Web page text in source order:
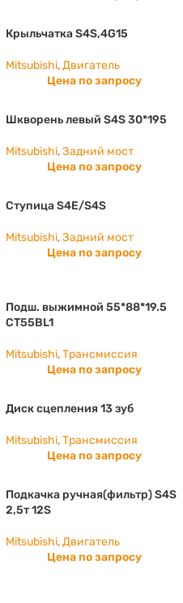
Крыльчатка S4S,4G15
Mitsubishi,Двигатель
Цена по запросу
Шкворень левый S4S 30*195
Mitsubishi,Задний мост
Цена по запросу
Ступица S4E/S4S
Mitsubishi,Задний мост
Цена по запросу
Подш. выжимной 55*88*19.5
CT55BL1
Mitsubishi,Трансмиссия
Цена по запросу
Диск сцепления 13 зуб
Mitsubishi,Трансмиссия
Цена по запросу
Подкачка ручная(фильтр) S4S
2,5т 12S
Mitsubishi,Двигатель
Цена по запросу